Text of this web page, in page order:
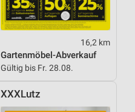
16,2 km
Gartenmöbel-Abverkauf
Gültig bis Fr. 28.08.
XXXLutz